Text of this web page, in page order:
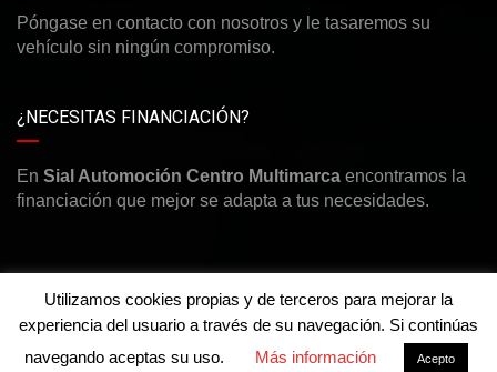
Póngase en contacto con nosotros y le tasaremos su
vehículo sin ningún compromiso.
¿NECESITAS FINANCIACIÓN?
En Sial Automoción Centro Multimarca encontramos la
financiación que mejor se adapta a tus necesidades.
©Derechos de autor2026Sial Automoción Centro
Multimarca
Utilizamos cookies propias y de terceros para mejorar la
experiencia del usuario a través de su navegación. Si continúas
navegando aceptas su uso.
Más información Acepto